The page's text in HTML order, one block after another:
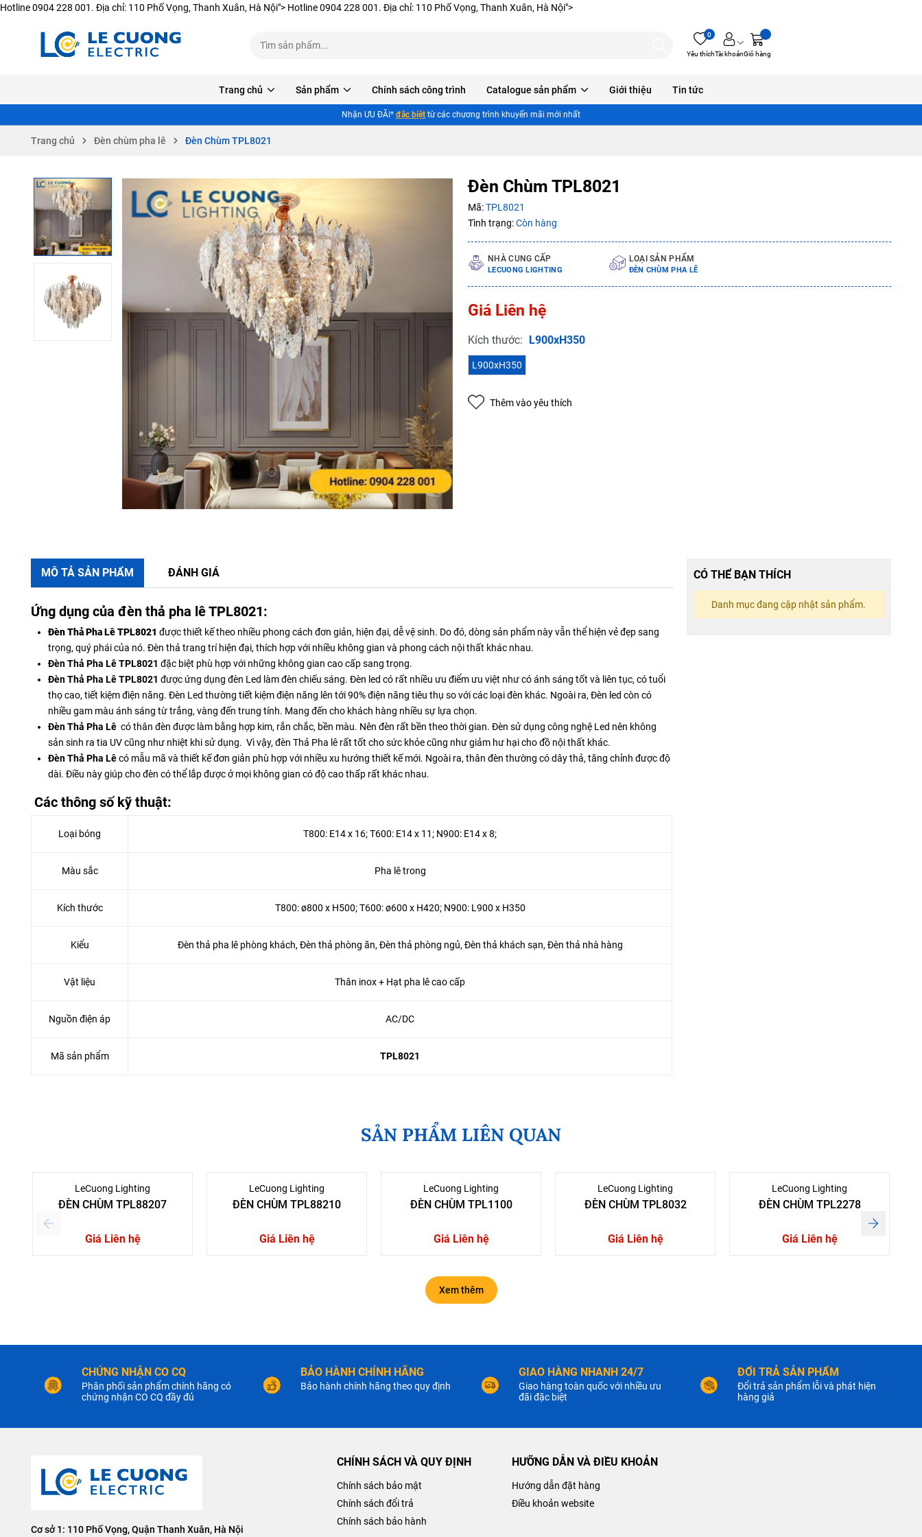
Hotline 0904 228 001. Địa chỉ: 110 Phố Vọng, Thanh Xuân, Hà Nội"> Hotline 0904 228 001. Địa chỉ: 110 Phố Vọng, Thanh Xuân, Hà Nội">
0
Yêu thíchTài khoảnGiỏ hàng
Trang chủ Sản phẩm Chính sách công trình Catalogue sản phẩm Giới thiệu Tin tức
Nhận ƯU ĐÃI* đặc biệt từ các chương trình khuyến mãi mới nhất
Trang chủ Đèn chùm pha lê Đèn Chùm TPL8021
Đèn Chùm TPL8021
Mã:TPL8021
Tình trạng:Còn hàng
NHÀ CUNG CẤP
LECUONG LIGHTING
LOẠI SẢN PHẨM
ĐÈN CHÙM PHA LÊ
Giá Liên hệ
Kích thước: L900xH350
L900xH350
Thêm vào yêu thích
Mã giảm giá:
Ngày hết hạn:
Điều kiện:
Copy mã và nhập mã ở trang THANH TOÁNbạn nhé!
CÓ THỂ BẠN THÍCH
Danh mục đang cập nhật sản phẩm.
MÔ TẢ SẢN PHẨM ĐÁNH GIÁ
Ứng dụng của đèn thả pha lê TPL8021:
Đèn Thả Pha LêTPL8021 được thiết kế theo nhiều phong cách đơn giản, hiện đại, dễ vệ sinh. Do đó, dòng sản phẩm này vẫn thể hiện vẻ đẹp sang
trọng, quý phái của nó. Đèn thả trang trí hiện đại, thích hợp với nhiều không gian và phong cách nội thất khác nhau.
Đèn Thả Pha Lê TPL8021 đặc biệt phù hợp với những không gian cao cấp sang trọng.
Đèn Thả Pha Lê TPL8021 được ứng dụng đèn Led làm đèn chiếu sáng. Đèn led có rất nhiều ưu điểm ưu việt như có ánh sáng tốt và liên tục, có tuổi
thọ cao, tiết kiệm điện năng. Đèn Led thường tiết kiệm điện năng lên tới 90% điện năng tiêu thụ so với các loại đèn khác. Ngoài ra, Đèn led còn có
nhiều gam màu ánh sáng từ trắng, vàng đến trung tính. Mang đến cho khách hàng nhiều sự lựa chọn.
Đèn Thả Pha Lê có thân đèn được làm bằng hợp kim, rắn chắc, bền màu. Nên đèn rất bền theo thời gian. Đèn sử dụng công nghệ Led nên không
sản sinh ra tia UV cũng như nhiệt khi sử dụng. Vì vậy, đèn Thả Pha lê rất tốt cho sức khỏe cũng như giảm hư hại cho đồ nội thất khác.
Đèn Thả Pha Lêcó mẫu mã và thiết kế đơn giản phù hợp với nhiều xu hướng thiết kế mới. Ngoài ra, thân đèn thường có dây thả, tăng chỉnh được độ
dài. Điều này giúp cho đèn có thể lắp được ở mọi không gian có độ cao thấp rất khác nhau.
Các thông số kỹ thuật:
Loại bóng T800: E14 x 16; T600: E14 x 11; N900: E14 x 8;
Màu sắc Pha lê trong
Kích thước T800: ø800 x H500; T600: ø600 x H420; N900: L900 x H350
Kiểu Đèn thả pha lê phòng khách, Đèn thả phòng ăn, Đèn thả phòng ngủ, Đèn thả khách sạn, Đèn thả nhà hàng
Vật liệu Thân inox + Hạt pha lê cao cấp
Nguồn điện áp AC/DC
Mã sản phẩm TPL8021
SẢN PHẨM LIÊN QUAN
LeCuong Lighting
ĐÈN CHÙM TPL88207
Giá Liên hệ
LeCuong Lighting
ĐÈN CHÙM TPL88210
Giá Liên hệ
LeCuong Lighting
ĐÈN CHÙM TPL1100
Giá Liên hệ
LeCuong Lighting
ĐÈN CHÙM TPL8032
Giá Liên hệ
LeCuong Lighting
ĐÈN CHÙM TPL2278
Giá Liên hệ
Xem thêm
CHỨNG NHẬN CO CQ
Phân phối sản phẩm chính hãng có
chứng nhận CO CQ đầy đủ
BẢO HÀNH CHÍNH HÃNG
Bảo hành chính hãng theo quy định
GIAO HÀNG NHANH 24/7
Giao hàng toàn quốc với nhiều ưu
đãi đặc biệt
ĐỔI TRẢ SẢN PHẨM
Đổi trả sản phẩm lỗi và phát hiện
hàng giả
Cơ sở 1: 110 Phố Vọng, Quận Thanh Xuân, Hà Nội
CHÍNH SÁCH VÀ QUY ĐỊNH
Chính sách bảo mật
Chính sách đổi trả
Chính sách bảo hành
HƯỠNG DẪN VÀ ĐIỀU KHOẢN
Hướng dẫn đặt hàng
Điều khoản website